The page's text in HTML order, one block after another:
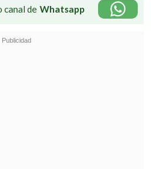
canal de Whatsapp